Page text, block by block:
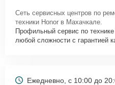
Сеть сервисных центров по
техники Honor в Махачкале.
Профильный сервис по
любой сложности с гарантией
Ежедневно, с 10:00 до